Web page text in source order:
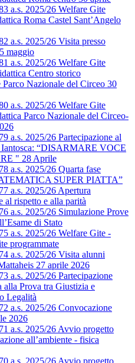
a.s. 2025/26 Welfare Gite
Roma Castel Sant’Angelo
a.s. 2025/26 Visita presso
maggio
a.s. 2025/26 Welfare Gite
Centro storico
Parco Nazionale del Circeo 30
a.s. 2025/26 Welfare Gite
Parco Nazionale del Circeo-
a.s. 2025/26 Partecipazione al
“DISARMARE VOCE
" 28 Aprile
a.s. 2025/26 Quarta fase
SUPER PIATTA”
a.s. 2025/26 Apertura
al rispetto e alla parità
a.s. 2025/26 Simulazione Prove
di Stato
a.s. 2025/26 Welfare Gite -
programmate
a.s. 2025/26 Visita alunni
27 aprile 2026
a.s. 2025/26 Partecipazione
alla Prova tra Giustizia e
Legalità
a.s. 2025/26 Convocazione
2026
a.s. 2025/26 Avvio progetto
all’ambiente - fisica